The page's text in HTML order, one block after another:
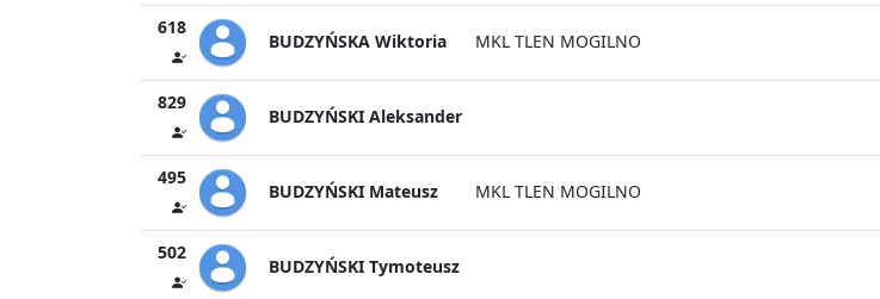
618
BUDZYŃSKA Wiktoria MKL TLEN MOGILNO
829
BUDZYŃSKI Aleksander
495
BUDZYŃSKI Mateusz MKL TLEN MOGILNO
502
BUDZYŃSKI Tymoteusz